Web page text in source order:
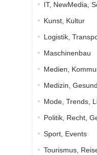
IT, NewMedia,
Kunst, Kultur
Logistik,
Maschinenbau
Medien,
Medizin,
Mode, Trends,
Politik, Recht,
Sport, Events
Tourismus,